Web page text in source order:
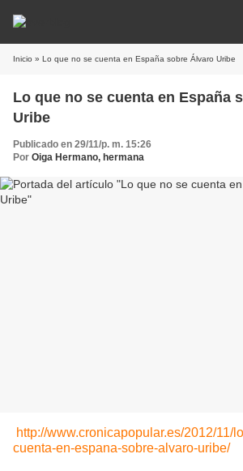
Inicio » Lo que no se cuenta en España sobre Álvaro Uribe
Lo que no se cuenta en España
Uribe
Publicado en 29/11/p. m. 15:26
Por Oiga Hermano, hermana
http://www.cronicapopular.es/2012/11/
cuenta-en-espana-sobre-alvaro-uribe/